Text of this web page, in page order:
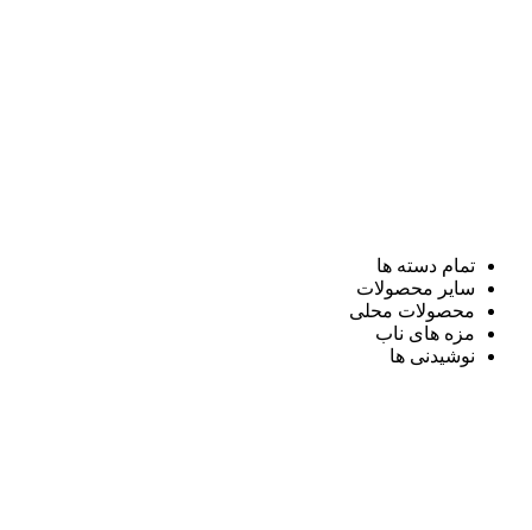
تمام دسته ها
سایر محصولات
محصولات محلی
مزه های ناب
نوشیدنی ها